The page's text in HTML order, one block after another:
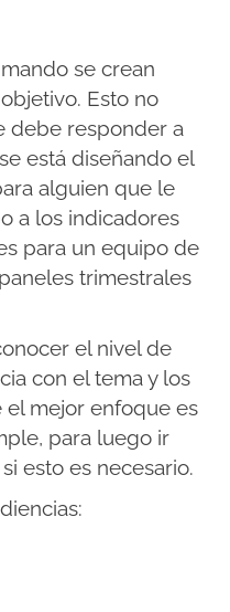
se crean
Esto no
debe responder a
está diseñando el
alguien que le
a los indicadores
para un equipo de
trimestrales
el nivel de
con el tema y los
el mejor enfoque es
para luego ir
esto es necesario.